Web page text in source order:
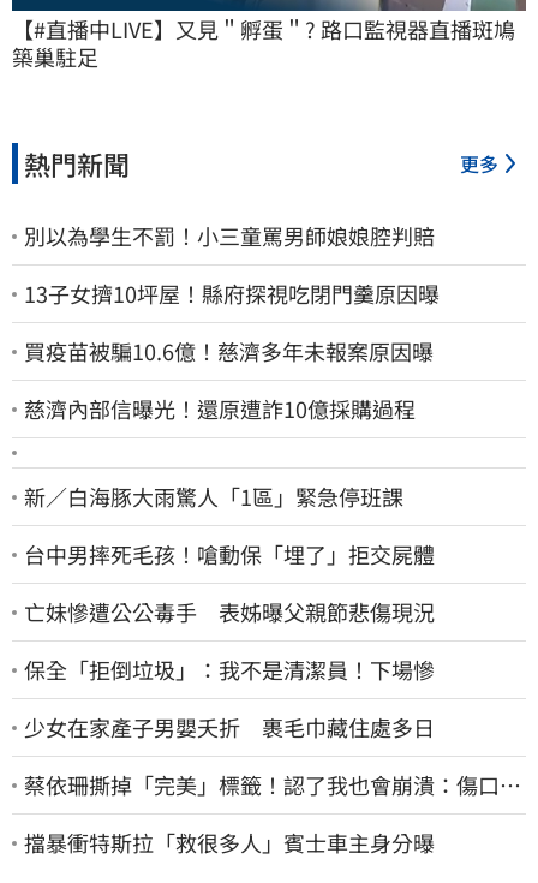
【#直播中LIVE】又見＂孵蛋＂? 路口監視器直播斑鳩
築巢駐足
熱門新聞 更多
別以為學生不罰！小三童罵男師娘娘腔判賠
13子女擠10坪屋！縣府探視吃閉門羹原因曝
買疫苗被騙10.6億！慈濟多年未報案原因曝
慈濟內部信曝光！還原遭詐10億採購過程
新／白海豚大雨驚人「1區」緊急停班課
台中男摔死毛孩！嗆動保「埋了」拒交屍體
亡妹慘遭公公毒手 表姊曝父親節悲傷現況
保全「拒倒垃圾」：我不是清潔員！下場慘
少女在家產子男嬰夭折 裹毛巾藏住處多日
蔡依珊撕掉「完美」標籤！認了我也會崩潰：傷口終
究會癒合
擋暴衝特斯拉「救很多人」賓士車主身分曝